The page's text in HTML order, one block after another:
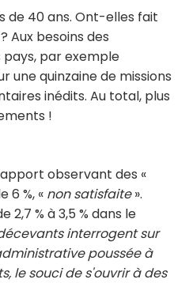
de 40 ans. Ont-elles fait
Aux besoins des
par exemple
une quinzaine de missions
inédits. Au total, plus
!
observant des «
6 %, « non satisfaite».
% à 3,5 % dans le
interrogent sur
poussée à
le souci de s'ouvrir à des